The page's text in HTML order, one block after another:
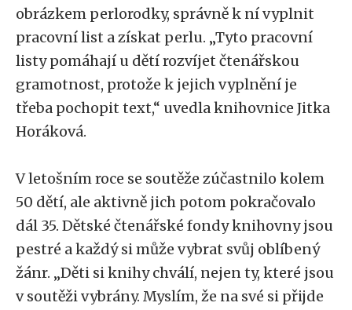
obrázkem perlorodky, správně k ní vyplnit
pracovní list a získat perlu. „Tyto pracovní
listy pomáhají u dětí rozvíjet čtenářskou
gramotnost, protože k jejich vyplnění je
třeba pochopit text,“ uvedla knihovnice Jitka
Horáková.
V letošním roce se soutěže zúčastnilo kolem
50 dětí, ale aktivně jich potom pokračovalo
dál 35. Dětské čtenářské fondy knihovny jsou
pestré a každý si může vybrat svůj oblíbený
žánr. „Děti si knihy chválí, nejen ty, které jsou
v soutěži vybrány. Myslím, že na své si přijde